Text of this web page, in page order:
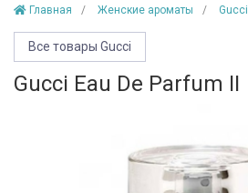
Главная Женские ароматы Gucci
Все товары Gucci
Gucci Eau De Parfum II